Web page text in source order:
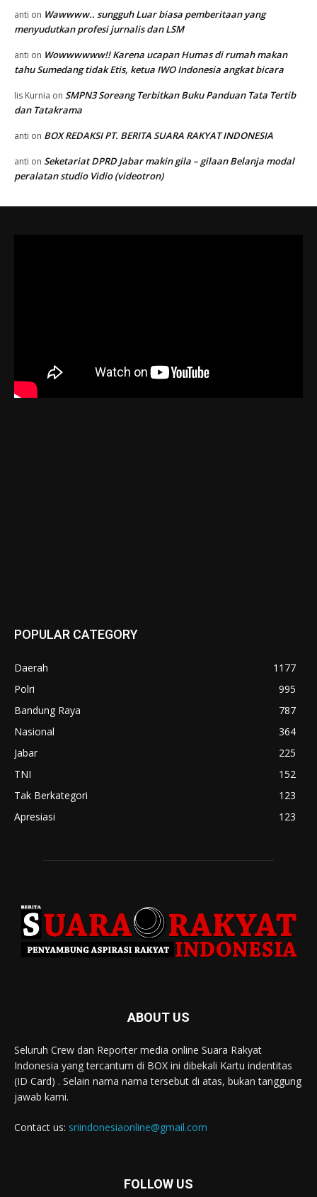
anti on Wawwww.. sungguh Luar biasa pemberitaan yang
menyudutkan profesi jurnalis dan LSM
anti on Wowwwwww!! Karena ucapan Humas di rumah makan
tahu Sumedang tidak Etis, ketua IWO Indonesia angkat bicara
Iis Kurnia on SMPN3 Soreang Terbitkan Buku Panduan Tata Tertib
dan Tatakrama
anti on BOX REDAKSI PT. BERITA SUARA RAKYAT INDONESIA
anti on Seketariat DPRD Jabar makin gila – gilaan Belanja modal
peralatan studio Vidio (videotron)
POPULAR CATEGORY
Daerah
1177
Polri
995
Bandung Raya
787
Nasional
364
Jabar
225
TNI
152
Tak Berkategori
123
Apresiasi
123
ABOUT US
Seluruh Crew dan Reporter media online Suara Rakyat
Indonesia yang tercantum di BOX ini dibekali Kartu indentitas
(ID Card) . Selain nama nama tersebut di atas, bukan tanggung
jawab kami.
Contact us: sriindonesiaonline@gmail.com
FOLLOW US